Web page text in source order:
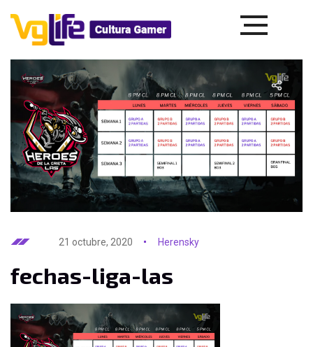
21 octubre, 2020 Herensky
fechas-liga-las